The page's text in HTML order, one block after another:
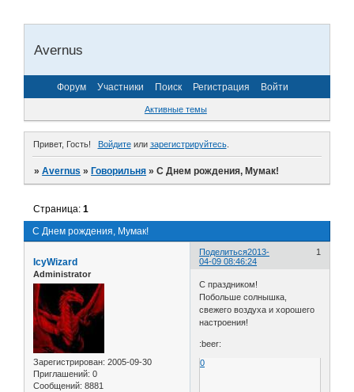
Avernus
Форум Участники Поиск Регистрация Войти
Активные темы
Привет, Гость! Войдитеили зарегистрируйтесь.
»Avernus »Говорильня »С Днем рождения, Мумак!
С Днем рождения, Мумак!
Страница:1
Поделиться 1
2013-
04-09 08:46:24
IcyWizard
Administrator
Зарегистрирован: 2005-09-30
Приглашений: 0
Сообщений: 8881
С праздником!
Побольше солнышка,
свежего воздуха и хорошего
настроения!
:beer:
0